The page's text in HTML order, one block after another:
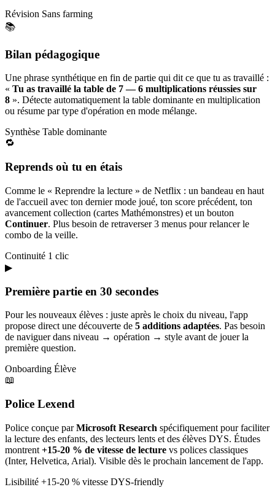
Révision Sans farming
📚
Bilan pédagogique
Une phrase synthétique en fin de partie qui dit ce que tu as travaillé :
« Tu as travaillé la table de 7 — 6 multiplications réussies sur
8 ». Détecte automatiquement la table dominante en multiplication
ou résume par type d'opération en mode mélange.
Synthèse Table dominante
🔁
Reprends où tu en étais
Comme le « Reprendre la lecture » de Netflix : un bandeau en haut
de l'accueil avec ton dernier mode joué, ton score précédent, ton
avancement collection (cartes Mathémonstres) et un bouton
Continuer. Plus besoin de retraverser 3 menus pour relancer le
combo de la veille.
Continuité 1 clic
▶
Première partie en 30 secondes
Pour les nouveaux élèves : juste après le choix du niveau, l'app
propose direct une découverte de 5 additions adaptées. Pas besoin
de naviguer dans niveau → opération → style avant de jouer la
première question.
Onboarding Élève
📖
Police Lexend
Police conçue parMicrosoft Research spécifiquement pour faciliter
la lecture des enfants, des lecteurs lents et des élèves DYS. Études
montrent +15-20 % de vitesse de lecture vs polices classiques
(Inter, Helvetica, Arial). Visible dès le prochain lancement de l'app.
Lisibilité +15-20 % vitesse DYS-friendly